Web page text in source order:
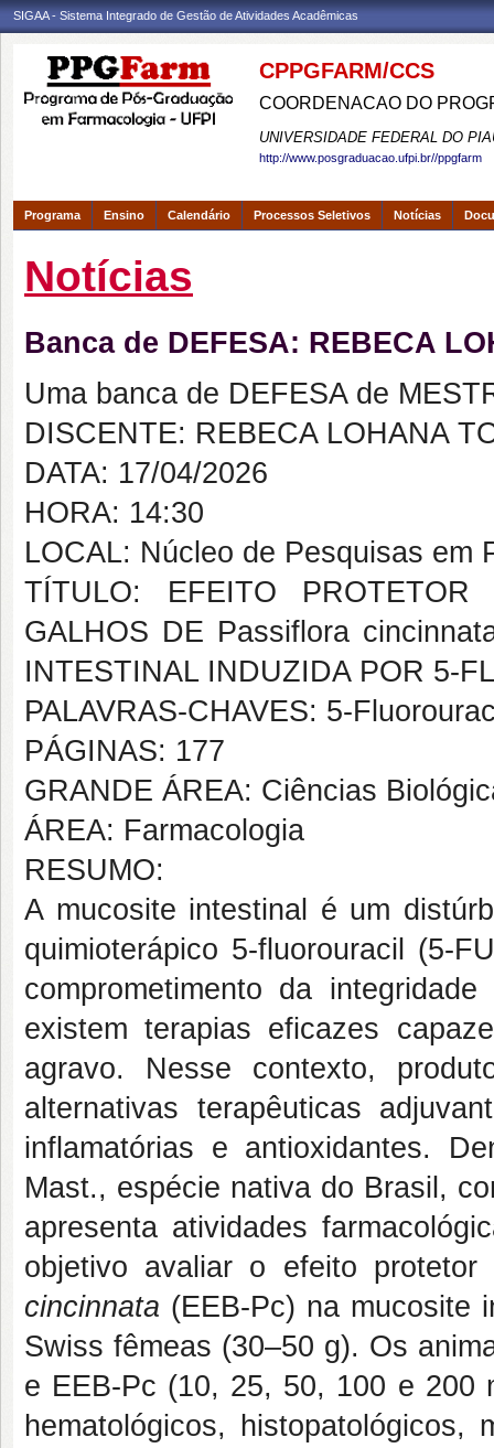
SIGAA - Sistema Integrado de Gestão de Atividades Acadêmicas
CPPGFARM/CCS
COORDENACAO DO
UNIVERSIDADE FEDERAL DO
http://www.posgraduacao.ufpi.br//ppgfarm
Programa Ensino Calendário Processos Seletivos Notícias
Notícias
Banca de DEFESA: REBECA
Uma banca de DEFESA de
DISCENTE: REBECA LOHANA
DATA: 17/04/2026
HORA: 14:30
LOCAL: Núcleo de Pesquisas em
TÍTULO: EFEITO
GALHOS DE Passiflora
INTESTINAL INDUZIDA POR 5-
PALAVRAS-CHAVES: 5-
PÁGINAS: 177
GRANDE ÁREA: Ciências
ÁREA: Farmacologia
RESUMO:
A mucosite intestinal é um
quimioterápico 5-fluorouracil (5-
comprometimento da
existem terapias eficazes
agravo. Nesse contexto,
alternativas terapêuticas
inflamatórias e antioxidantes.
Mast., espécie nativa do Brasil,
apresenta atividades
objetivo avaliar o efeito
cincinnata (EEB-Pc) na mucosite
Swiss fêmeas (30–50 g). Os
e EEB-Pc (10, 25, 50, 100 e 200
hematológicos, histopatológicos,